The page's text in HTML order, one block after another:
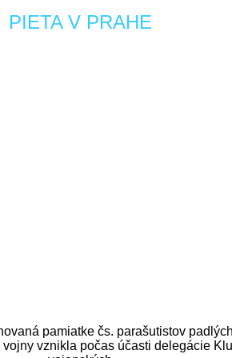
PIETA V PRAHE
pamiatke čs. parašutistov
vznikla počas účasti delegácie